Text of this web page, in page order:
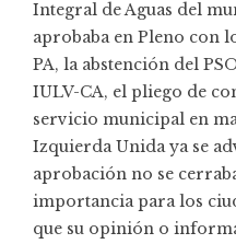
Integral de Aguas del
aprobaba en Pleno con
PA, la abstención del
IULV-CA, el pliego de
servicio municipal en
Izquierda Unida ya se
aprobación no se
importancia para los
que su opinión o